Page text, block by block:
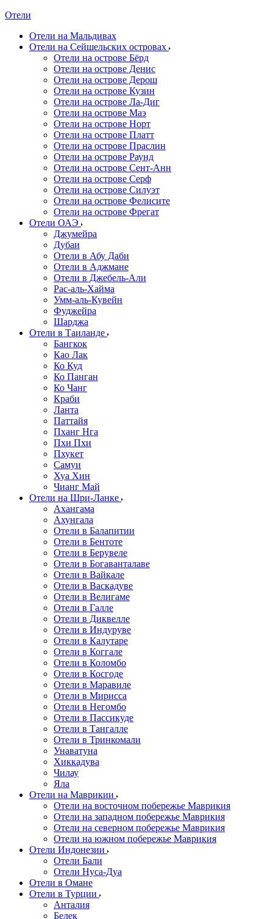
Отели
Отели на Мальдивах
Отели на Сейшельских островах
Отели на острове Бёрд
Отели на острове Денис
Отели на острове Дерош
Отели на острове Кузин
Отели на острове Ла-Диг
Отели на острове Маэ
Отели на острове Норт
Отели на острове Платт
Отели на острове Праслин
Отели на острове Раунд
Отели на острове Сент-Анн
Отели на острове Серф
Отели на острове Силуэт
Отели на острове Фелисите
Отели на острове Фрегат
Отели ОАЭ
Джумейра
Дубаи
Отели в Абу Даби
Отели в Аджмане
Отели в Джебель-Али
Рас-аль-Хайма
Умм-аль-Кувейн
Фуджейра
Шарджа
Отели в Таиланде
Бангкок
Као Лак
Ко Куд
Ко Панган
Ко Чанг
Краби
Ланта
Паттайя
Пханг Нга
Пхи Пхи
Пхукет
Самуи
Хуа Хин
Чианг Май
Отели на Шри-Ланке
Ахангама
Ахунгала
Отели в Балапитии
Отели в Бентоте
Отели в Берувеле
Отели в Богаванталаве
Отели в Вайкале
Отели в Васкадуве
Отели в Велигаме
Отели в Галле
Отели в Диквелле
Отели в Индуруве
Отели в Калутаре
Отели в Коггале
Отели в Коломбо
Отели в Косгоде
Отели в Маравиле
Отели в Мирисса
Отели в Негомбо
Отели в Пассикуде
Отели в Тангалле
Отели в Тринкомали
Унаватуна
Хиккадува
Чилау
Яла
Отели на Маврикии
Отели на восточном побережье Маврикия
Отели на западном побережье Маврикия
Отели на северном побережье Маврикия
Отели на южном побережье Маврикия
Отели Индонезии
Отели Бали
Отели Нуса-Дуа
Отели в Омане
Отели в Турции
Анталия
Белек